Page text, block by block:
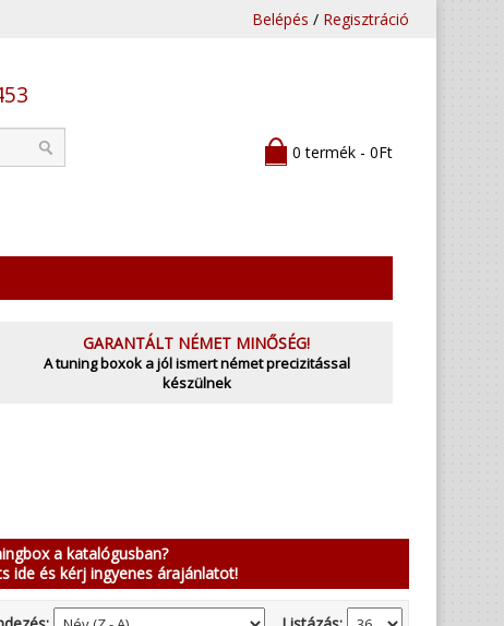
Belépés / Regisztráció
0 termék - 0Ft
GARANTÁLT NÉMET MINŐSÉG!
A tuning boxok a jól ismert német precizitással
készülnek
a katalógusban?
ide és kérj ingyenes árajánlatot!